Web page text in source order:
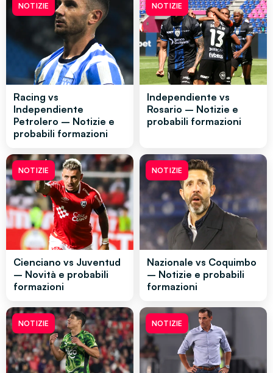
NOTIZIE
Racing vs
Independiente
Petrolero – Notizie e
probabili formazioni
NOTIZIE
Independiente vs
Rosario – Notizie e
probabili formazioni
NOTIZIE
Cienciano vs Juventud
– Novità e probabili
formazioni
NOTIZIE
Nazionale vs Coquimbo
– Notizie e probabili
formazioni
NOTIZIE NOTIZIE